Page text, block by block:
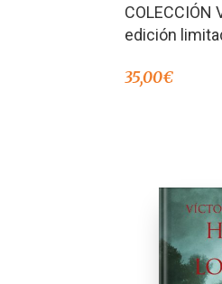
COLECCIÓN
edición
35,00€